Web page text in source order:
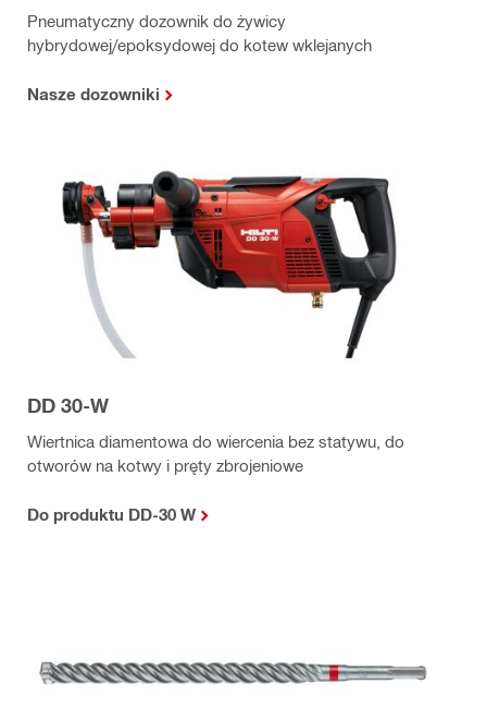
Pneumatyczny dozownik do żywicy
hybrydowej/epoksydowej do kotew wklejanych
Nasze dozowniki
DD 30-W
Wiertnica diamentowa do wiercenia bez statywu, do
otworów na kotwy i pręty zbrojeniowe
Do produktu DD-30 W